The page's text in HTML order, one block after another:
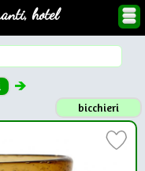
hotel
bicchieri